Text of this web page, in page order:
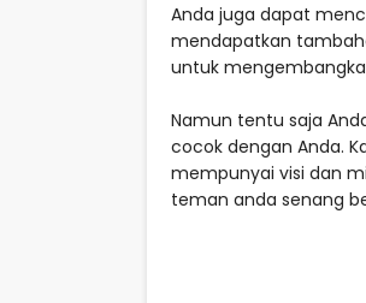
Anda juga dapat
mendapatkan
untuk
Namun tentu saja
cocok dengan Anda.
mempunyai visi dan
teman anda senang